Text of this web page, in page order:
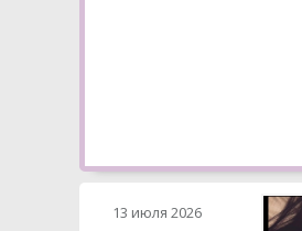
13 июля 2026